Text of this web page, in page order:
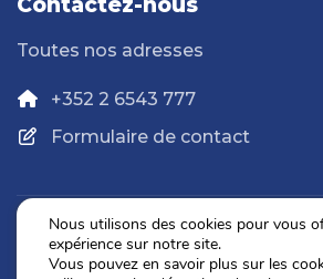
Contactez-nous
Toutes nos adresses
+352 2 6543 777
Formulaire de contact
Politique de
Nous utilisons des cookies pour vous
expérience sur notre site.
Vous pouvez en savoir plus sur les